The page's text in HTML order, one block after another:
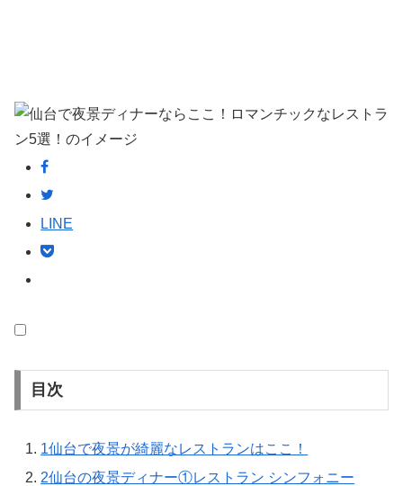
LINE
目次
1仙台で夜景が綺麗なレストランはここ！
2仙台の夜景ディナー①レストラン シンフォニー